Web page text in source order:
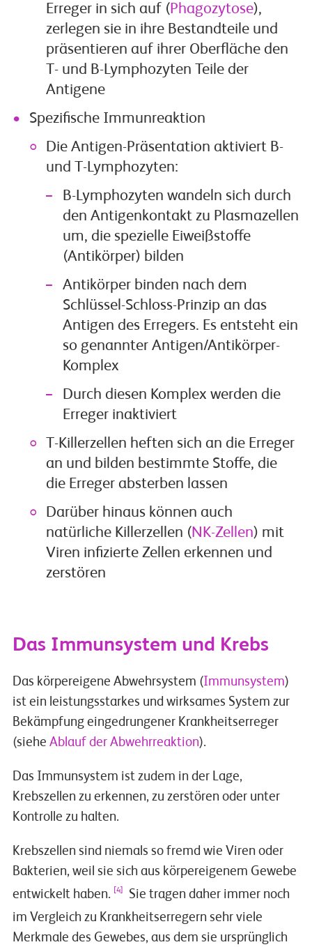
Erreger in sich auf (Phagozytose),
zerlegen sie in ihre Bestandteile und
präsentieren auf ihrer Oberfläche den
T- und B-Lymphozyten Teile der
Antigene
Spezifische Immunreaktion
Die Antigen-Präsentation aktiviert B-
und T-Lymphozyten:
B-Lymphozyten wandeln sich durch
den Antigenkontakt zu Plasmazellen
um, die spezielle Eiweißstoffe
(Antikörper) bilden
Antikörper binden nach dem
Schlüssel-Schloss-Prinzip an das
Antigen des Erregers. Es entsteht ein
so genannter Antigen/Antikörper-
Komplex
Durch diesen Komplex werden die
Erreger inaktiviert
T-Killerzellen heften sich an die Erreger
an und bilden bestimmte Stoffe, die
die Erreger absterben lassen
Darüber hinaus können auch
natürliche Killerzellen (NK-Zellen) mit
Viren infizierte Zellen erkennen und
zerstören
Das Immunsystem und Krebs
Das körpereigene Abwehrsystem (Immunsystem)
ist ein leistungsstarkes und wirksames System zur
Bekämpfung eingedrungener Krankheitserreger
(siehe Ablauf der Abwehrreaktion).
Das Immunsystem ist zudem in der Lage,
Krebszellen zu erkennen, zu zerstören oder unter
Kontrolle zu halten.
Krebszellen sind niemals so fremd wie Viren oder
Bakterien, weil sie sich aus körpereigenem Gewebe
entwickelt haben.
[4]
Sie tragen daher immer noch
im Vergleich zu Krankheitserregern sehr viele
Merkmale des Gewebes, aus dem sie ursprünglich